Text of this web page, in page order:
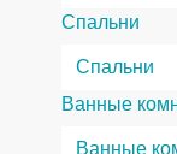
Спальни
Ванные